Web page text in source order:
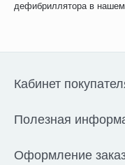
дефибриллятора в нашем
Кабинет
Полезная
Оформление